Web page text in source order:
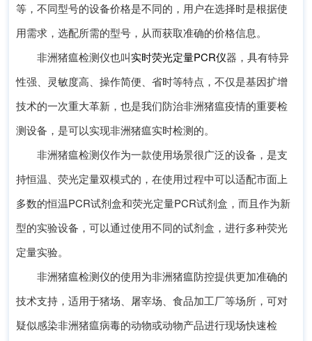
等，不同型号的设备价格是不同的，用户在选择时是根据使
用需求，选配所需的型号，从而获取准确的价格信息。
非洲猪瘟检测仪也叫实时荧光定量PCR仪器，具有特异
性强、灵敏度高、操作简便、省时等特点，不仅是基因扩增
技术的一次重大革新，也是我们防治非洲猪瘟疫情的重要检
测设备，是可以实现非洲猪瘟实时检测的。
非洲猪瘟检测仪作为一款使用场景很广泛的设备，是支
持恒温、荧光定量双模式的，在使用过程中可以适配市面上
多数的恒温PCR试剂盒和荧光定量PCR试剂盒，而且作为新
型的实验设备，可以通过使用不同的试剂盒，进行多种荧光
定量实验。
非洲猪瘟检测仪的使用为非洲猪瘟防控提供更加准确的
技术支持，适用于猪场、屠宰场、食品加工厂等场所，可对
疑似感染非洲猪瘟病毒的动物或动物产品进行现场快速检